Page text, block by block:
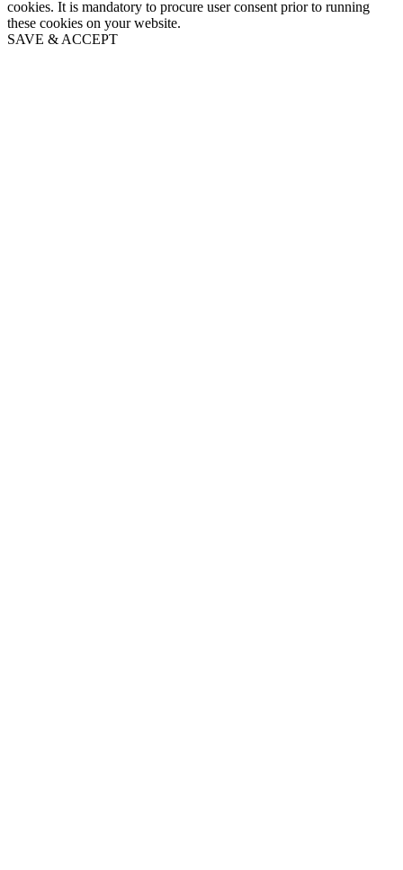
cookies. It is mandatory to procure user consent prior to running
these cookies on your website.
SAVE & ACCEPT